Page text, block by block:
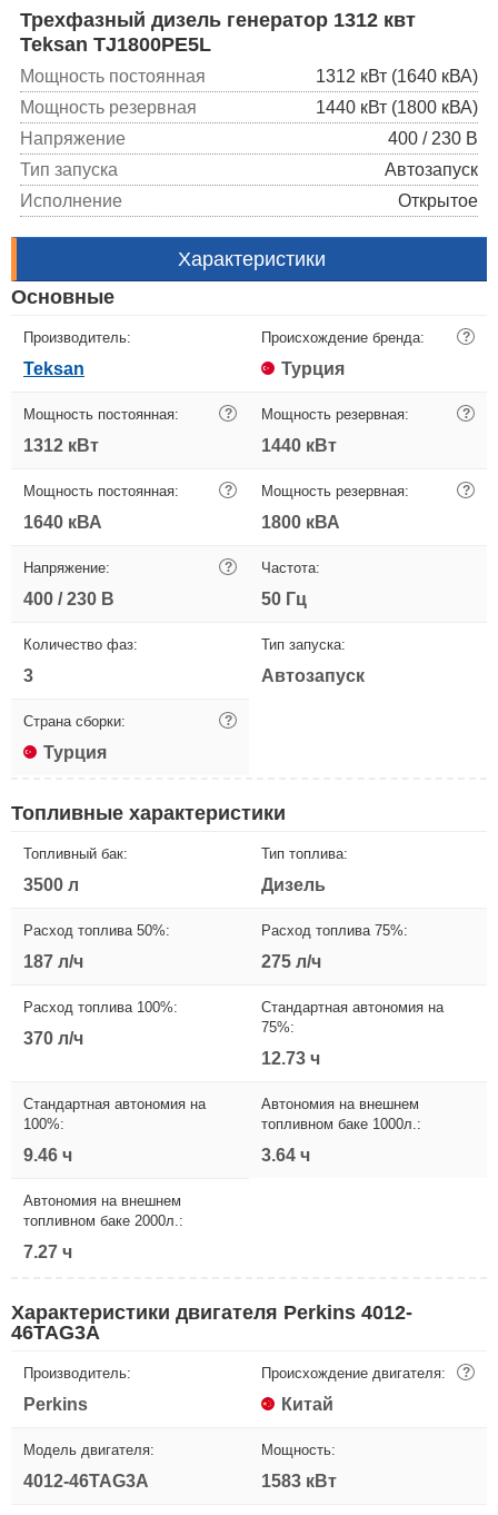
Трехфазный дизель генератор 1312 квт
Teksan TJ1800PE5L
Мощность постоянная
1312 кВт (1640 кВА)
Мощность резервная
1440 кВт (1800 кВА)
Напряжение
400 / 230 В
Тип запуска
Автозапуск
Исполнение
Открытое
Характеристики
Основные
Производитель:
Teksan
Происхождение бренда: ?
Турция
Мощность постоянная: ?
1312 кВт
Мощность резервная: ?
1440 кВт
Мощность постоянная: ?
1640 кВА
Мощность резервная: ?
1800 кВА
Напряжение: ?
400 / 230 В
Частота:
50 Гц
Количество фаз:
3
Тип запуска:
Автозапуск
Страна сборки: ?
Турция
Топливные характеристики
Топливный бак:
3500 л
Тип топлива:
Дизель
Расход топлива 50%:
187 л/ч
Расход топлива 75%:
275 л/ч
Расход топлива 100%:
370 л/ч
Стандартная автономия на
75%:
12.73 ч
Стандартная автономия на
100%:
9.46 ч
Автономия на внешнем
топливном баке 1000л.:
3.64 ч
Автономия на внешнем
топливном баке 2000л.:
7.27 ч
Характеристики двигателя Perkins 4012-
46TAG3A
Производитель:
Perkins
Происхождение двигателя: ?
Китай
Модель двигателя:
4012-46TAG3A
Мощность:
1583 кВт